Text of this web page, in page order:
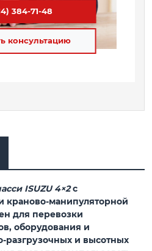
384-71-48
консультацию
ISUZU 4×2с
краново-манипуляторной
для перевозки
оборудования и
разгрузочных и высотных